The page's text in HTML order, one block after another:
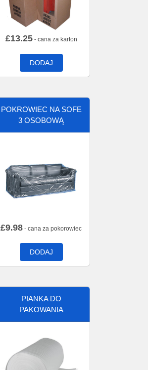
£13.25- cana za karton
DODAJ
POKROWIEC NA SOFE
3 OSOBOWĄ
£9.98 - cana za pokorowiec
DODAJ
PIANKA DO
PAKOWANIA